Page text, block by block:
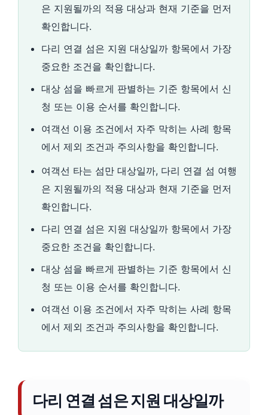
은 지원될까의 적용 대상과 현재 기준을 먼저
확인합니다.
다리 연결 섬은 지원 대상일까 항목에서 가장
중요한 조건을 확인합니다.
대상 섬을 빠르게 판별하는 기준 항목에서 신
청 또는 이용 순서를 확인합니다.
여객선 이용 조건에서 자주 막히는 사례 항목
에서 제외 조건과 주의사항을 확인합니다.
여객선 타는 섬만 대상일까, 다리 연결 섬 여행
은 지원될까의 적용 대상과 현재 기준을 먼저
확인합니다.
다리 연결 섬은 지원 대상일까 항목에서 가장
중요한 조건을 확인합니다.
대상 섬을 빠르게 판별하는 기준 항목에서 신
청 또는 이용 순서를 확인합니다.
여객선 이용 조건에서 자주 막히는 사례 항목
에서 제외 조건과 주의사항을 확인합니다.
다리 연결 섬은 지원 대상일까